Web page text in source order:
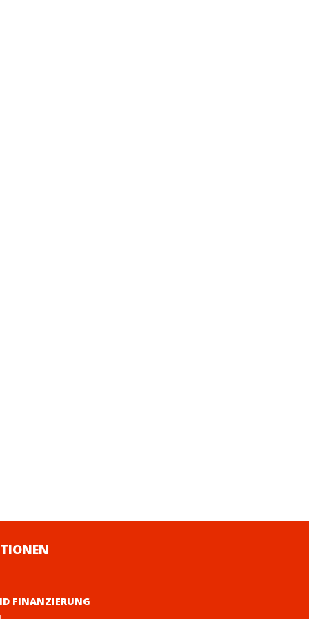
FINANZIERUNG